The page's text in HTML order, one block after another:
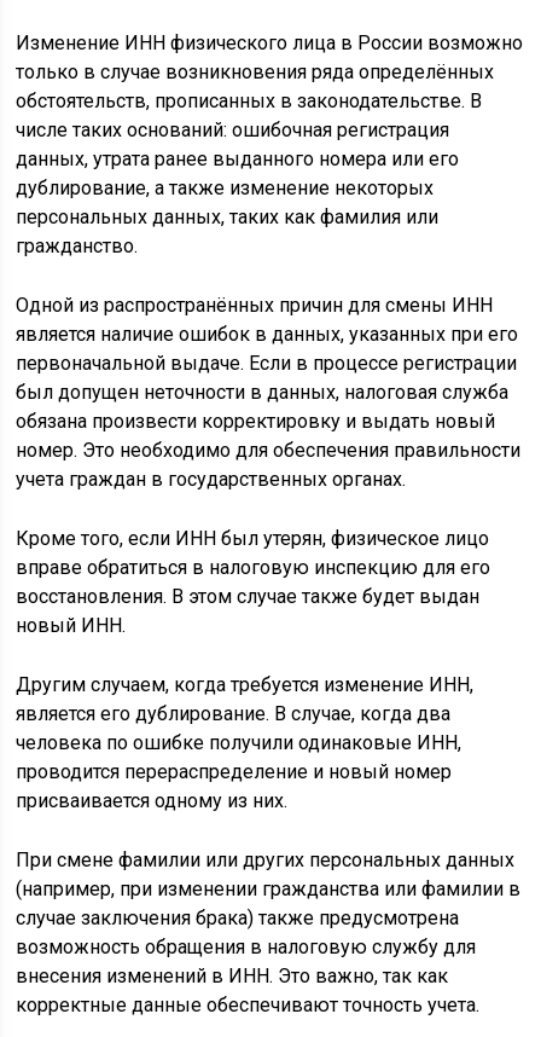
Изменение ИНН физического лица в России возможно
только в случае возникновения ряда определённых
обстоятельств, прописанных в законодательстве. В
числе таких оснований: ошибочная регистрация
данных, утрата ранее выданного номера или его
дублирование, а также изменение некоторых
персональных данных, таких как фамилия или
гражданство.
Одной из распространённых причин для смены ИНН
является наличие ошибок в данных, указанных при его
первоначальной выдаче. Если в процессе регистрации
был допущен неточности в данных, налоговая служба
обязана произвести корректировку и выдать новый
номер. Это необходимо для обеспечения правильности
учета граждан в государственных органах.
Кроме того, если ИНН был утерян, физическое лицо
вправе обратиться в налоговую инспекцию для его
восстановления. В этом случае также будет выдан
новый ИНН.
Другим случаем, когда требуется изменение ИНН,
является его дублирование. В случае, когда два
человека по ошибке получили одинаковые ИНН,
проводится перераспределение и новый номер
присваивается одному из них.
При смене фамилии или других персональных данных
(например, при изменении гражданства или фамилии в
случае заключения брака) также предусмотрена
возможность обращения в налоговую службу для
внесения изменений в ИНН. Это важно, так как
корректные данные обеспечивают точность учета.